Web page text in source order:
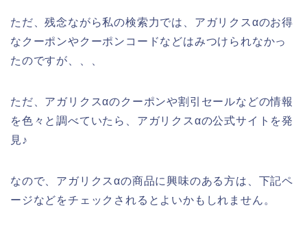
ただ、残念ながら私の検索力では、アガリクスαのお得
なクーポンやクーポンコードなどはみつけられなかっ
たのですが、、、
ただ、アガリクスαのクーポンや割引セールなどの情報
を色々と調べていたら、アガリクスαの公式サイトを発
見♪
なので、アガリクスαの商品に興味のある方は、下記ペ
ージなどをチェックされるとよいかもしれません。